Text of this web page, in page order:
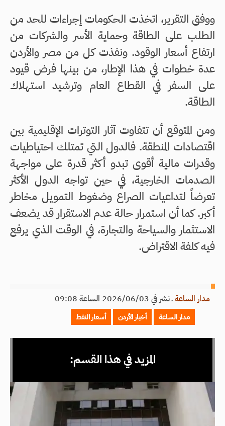
ووفق التقرير، اتخذت الحكومات إجراءات للحد من
الطلب على الطاقة وحماية الأسر والشركات من
ارتفاع أسعار الوقود. ونفذت كل من مصر والأردن
عدة خطوات في هذا الإطار، من بينها فرض قيود
على السفر في القطاع العام وترشيد استهلاك
الطاقة.
ومن المتوقع أن تتفاوت آثار التوترات الإقليمية بين
اقتصادات المنطقة. فالدول التي تمتلك احتياطيات
وقدرات مالية أقوى تبدو أكثر قدرة على مواجهة
الصدمات الخارجية، في حين تواجه الدول الأكثر
تعرضاً لتداعيات الصراع وضغوط التمويل مخاطر
أكبر. كما أن استمرار حالة عدم الاستقرار قد يضعف
الاستثمار والسياحة والتجارة، في الوقت الذي يرفع
فيه كلفة الاقتراض.
مدار الساعةـنشر في 2026/06/03 الساعة 09:08
مدار الساعة أخبار الأردن أسعار النفط
المزيد في هذا القسم: